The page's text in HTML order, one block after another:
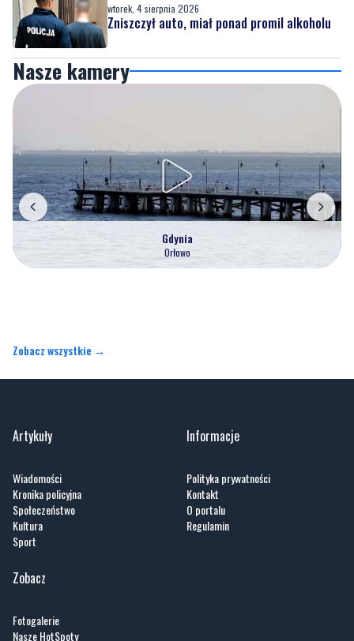
wtorek, 4 sierpnia 2026
Zniszczył auto, miał ponad promil alkoholu
Nasze kamery
Gdynia
Orłowo
Zobacz wszystkie →
Artykuły
Wiadomości
Kronika policyjna
Społeczeństwo
Kultura
Sport
Informacje
Polityka prywatności
Kontakt
O portalu
Regulamin
Zobacz
Fotogalerie
Nasze HotSpoty